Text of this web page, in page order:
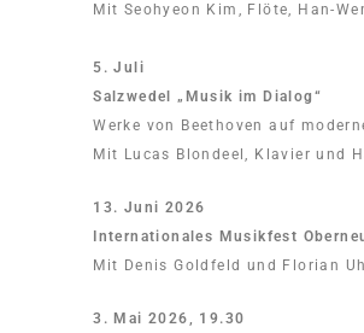
Mit Seohyeon Kim, Flöte, Han-
5. Juli
Salzwedel „Musik im Dialog“
Werke von Beethoven auf
Mit Lucas Blondeel, Klavier und
13. Juni 2026
Internationales Musikfest
Mit Denis Goldfeld und Florian
3. Mai 2026, 19.30